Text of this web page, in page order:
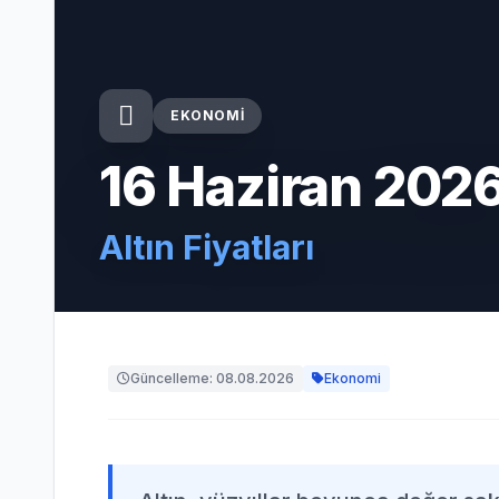
EKONOMI
16 Haziran
Altın Fiyatları
Güncelleme: 08.08.2026 Ekonomi